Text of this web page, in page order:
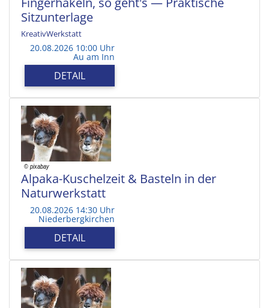
Sitzunterlage
KreativWerkstatt
20.08.2026 10:00 Uhr
Au am Inn
DETAIL
Alpaka-Kuschelzeit & Basteln in der
Naturwerkstatt
20.08.2026 14:30 Uhr
Niederbergkirchen
DETAIL